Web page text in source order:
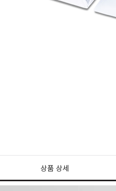
상품 상세